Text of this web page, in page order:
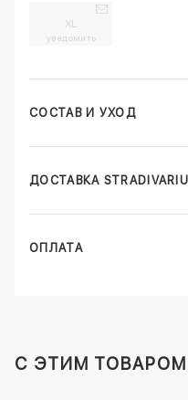
XL
уведомить
СОСТАВ И УХОД
ДОСТАВКА
ОПЛАТА
C ЭТИМ